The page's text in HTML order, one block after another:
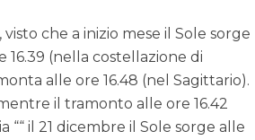
che a inizio mese il Sole sorge
16.39 (nella costellazione di
alle ore 16.48 (nel Sagittario).
il tramonto alle ore 16.42
““ il 21 dicembre il Sole sorge alle